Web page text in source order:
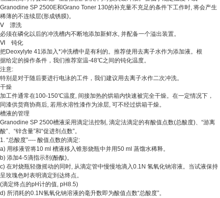
Granodine SP 2500E和Grano Toner 130的补充量不充足的条件下工作时, 将会产生
稀薄的不连续层(形成锈膜)。
Ⅴ 漂洗
必须在磷化以后的冲洗槽内不断地添加新鲜水, 并配备一个溢出装置。
Ⅵ 钝化
把Deoxylyte 41添加入*冲洗槽中是有利的。推荐使用去离子水作为添加液。根
据给定的操作条件，我们推荐室温-48℃之间的钝化温度。
注意:
特别是对于随后要进行电泳的工件，我们建议用去离子水作二次冲洗。
干燥
加工件通常在100-150℃温度, 间接加热的烘箱内快速被完全干燥。在一定情况下，
同漆供货商协商后, 若用水溶性漆作为涂层, 可不经过烘箱干燥。
槽液的管理
Granodine SP 2500槽液采用滴定法控制, 滴定法滴定的有酸值点数(总酸度)、“游离
酸”、“锌含量”和“促进剂点数”。
1. “总酸度”---- 酸值点数的滴定:
a) 用移液管将10 ml 槽液移入锥形烧瓶中并用50 ml 蒸馏水稀释。
b) 添加4-5滴指示剂(酚酞)。
c) 在对烧瓶轻微摇动的同时, 从滴定管中慢慢地滴入0.1N 氢氧化钠溶液。当试液保持
呈玫瑰色时表明滴定到达终点。
(滴定终点的pH计的值, pH8.5)
d) 所消耗的0.1N氢氧化钠溶液的毫升数即为酸值点数“总酸度”。